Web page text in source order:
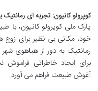
کوپرولو کانیون: تجربه ای رمانتیک
پارک ملی کوپرولو کانیون،
خود، مکانی بی نظیر برای
رمانتیک به دور از هیاهوی
برای ایجاد خاطراتی
آغوش طبیعت فراهم می آورد.